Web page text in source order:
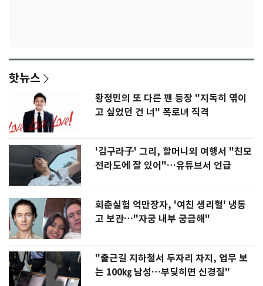
핫뉴스
황정민의 또 다른 팬 등장 "지독히 엮이
고 싶었던 건 너" 폭로녀 직격
'김구라子' 그리, 할머니외 여행서 "친모
전라도에 잘 있어"…유튜브서 언급
회춘실험 억만장자, '여친 생리혈' 냉동
고 보관…"자궁 내부 궁금해"
"출근길 지하철서 두자리 차지, 업무 보
는 100㎏ 남성…부딪히면 신경질"